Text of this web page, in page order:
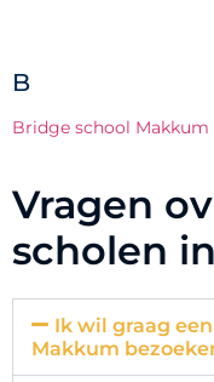
B
Bridge school Makkum
Vragen
scholen
Ik wil graag
Makkum